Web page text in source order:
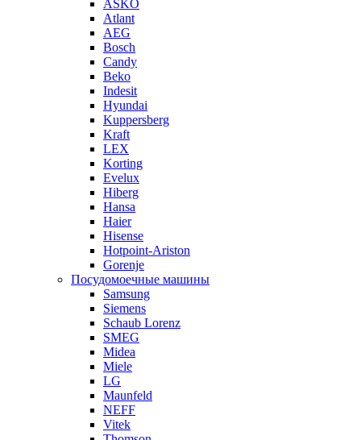
ASKO
Atlant
AEG
Bosch
Candy
Beko
Indesit
Hyundai
Kuppersberg
Kraft
LEX
Korting
Evelux
Hiberg
Hansa
Haier
Hisense
Hotpoint-Ariston
Gorenje
Посудомоечные машины
Samsung
Siemens
Schaub Lorenz
SMEG
Midea
Miele
LG
Maunfeld
NEFF
Vitek